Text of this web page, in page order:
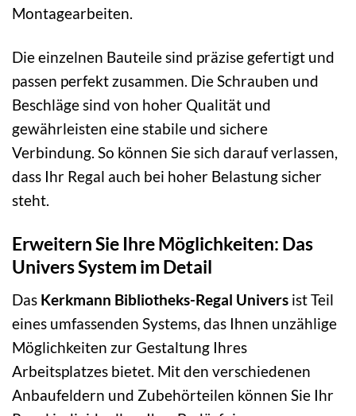
Montagearbeiten.
Die einzelnen Bauteile sind präzise gefertigt und
passen perfekt zusammen. Die Schrauben und
Beschläge sind von hoher Qualität und
gewährleisten eine stabile und sichere
Verbindung. So können Sie sich darauf verlassen,
dass Ihr Regal auch bei hoher Belastung sicher
steht.
Erweitern Sie Ihre Möglichkeiten: Das
Univers System im Detail
Das Kerkmann Bibliotheks-Regal Univers ist Teil
eines umfassenden Systems, das Ihnen unzählige
Möglichkeiten zur Gestaltung Ihres
Arbeitsplatzes bietet. Mit den verschiedenen
Anbaufeldern und Zubehörteilen können Sie Ihr